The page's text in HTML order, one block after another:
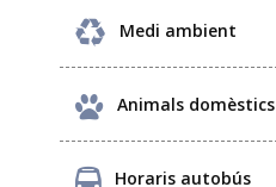
Medi ambient
Animals domèstics
Horaris autobús